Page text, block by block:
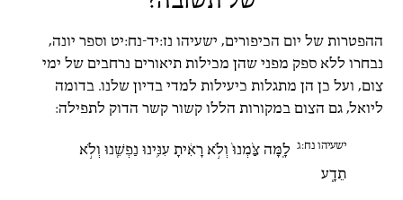
ההפטרות של יום הכיפורים, ישעיהו נז:יד-נח:יט וספר יונה,
נבחרו ללא ספק מפני שהן מכילות תיאורים נרחבים של ימי
צום, ועל כן הן מתגלות כיעילות למדי בדיון שלנו. בדומה
ליואל, גם הצום במקורות הללו קשור קשר הדוק לתפילה:
ישעיהו נח:ג לָ֤מָּה צַּ֙מְנוּ֙ וְלֹ֣א רָאִ֔יתָ עִנִּ֥ינוּ נַפְשֵׁ֖נוּ וְלֹ֣א
תֵדָ֑ע